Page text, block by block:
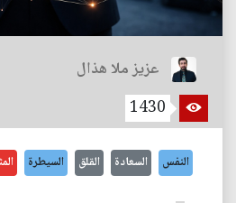
عزيز ملا هذال
1430
النفس السعادة القلق السيطرة